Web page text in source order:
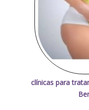
clínicas para